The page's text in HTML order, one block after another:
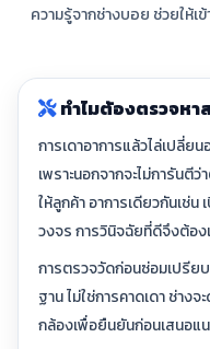
ความรู้จากช่างบอย ช่วยให้เ
ทำไมต้องตรวจหา
การเดาอาการแล้วไล่เปลี่ย
เพราะนอกจากจะไม่การันตี
ให้ลูกค้า อาการเดียวกันเช่
วงจร การวินิจฉัยที่ดีจึงต้อ
การตรวจวัดก่อนซ่อมเปรีย
ฐาน ไม่ใช่การคาดเดา ช่าง
กล้องเพื่อยืนยันก่อนเสนอแ